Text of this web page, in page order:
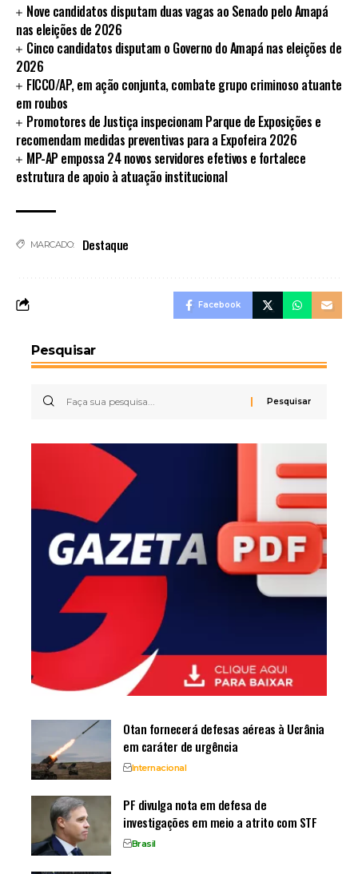
Nove candidatos disputam duas vagas ao Senado pelo Amapá
nas eleições de 2026
Cinco candidatos disputam o Governo do Amapá nas eleições de
2026
FICCO/AP, em ação conjunta, combate grupo criminoso atuante
em roubos
Promotores de Justiça inspecionam Parque de Exposições e
recomendam medidas preventivas para a Expofeira 2026
MP-AP empossa 24 novos servidores efetivos e fortalece
estrutura de apoio à atuação institucional
MARCADO: Destaque
Facebook
Pesquisar
Otan fornecerá defesas aéreas à Ucrânia
em caráter de urgência
Internacional
PF divulga nota em defesa de
investigações em meio a atrito com STF
Brasil